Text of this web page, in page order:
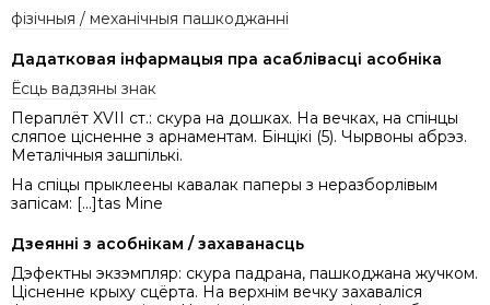
фізічныя / механічныя пашкоджанні
Дадатковая інфармацыя пра асаблівасці асобніка
Ёсць вадзяны знак
Пераплёт XVII ст.: скура на дошках. На вечках, на спінцы
сляпое цісненне з арнаментам. Бінцікі (5). Чырвоны абрэз.
Металічныя зашпількі.
На спіцы прыклеены кавалак паперы з неразборлівым
запісам: [...]tas Mine
Дзеянні з асобнікам / захаванасць
Дэфектны экзэмпляр: скура падрана, пашкоджана жучком.
Цісненне крыху сцёрта. На верхнім вечку захаваліся